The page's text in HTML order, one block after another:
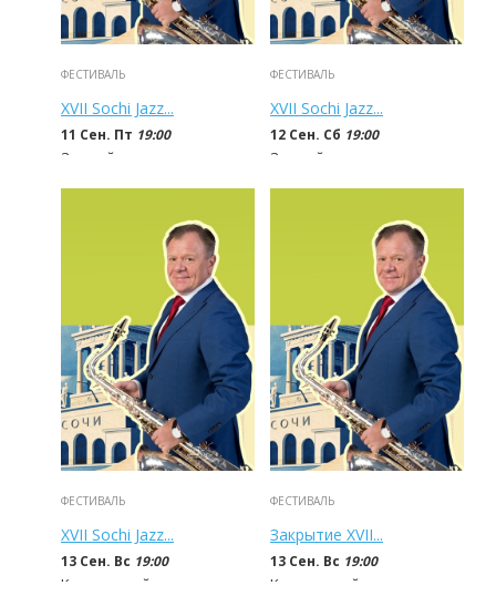
ФЕСТИВАЛЬ
XVII Sochi Jazz...
11 Сен. Пт 19:00
Зимний театр
500 - 4 000руб
ФЕСТИВАЛЬ
XVII Sochi Jazz...
12 Сен. Сб 19:00
Зимний театр
500 - 4 000руб
ФЕСТИВАЛЬ
XVII Sochi Jazz...
13 Сен. Вс 19:00
Концертный зал...
ФЕСТИВАЛЬ
Закрытие XVII...
13 Сен. Вс 19:00
Концертный зал...